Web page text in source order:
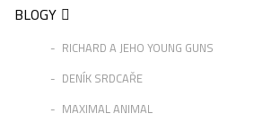
BLOGY
RICHARD A JEHO YOUNG GUNS
DENÍK SRDCAŘE
MAXIMAL ANIMAL